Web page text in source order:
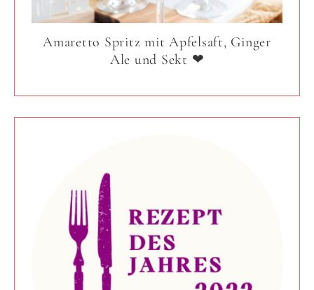
Amaretto Spritz mit Apfelsaft, Ginger
Ale und Sekt ❤